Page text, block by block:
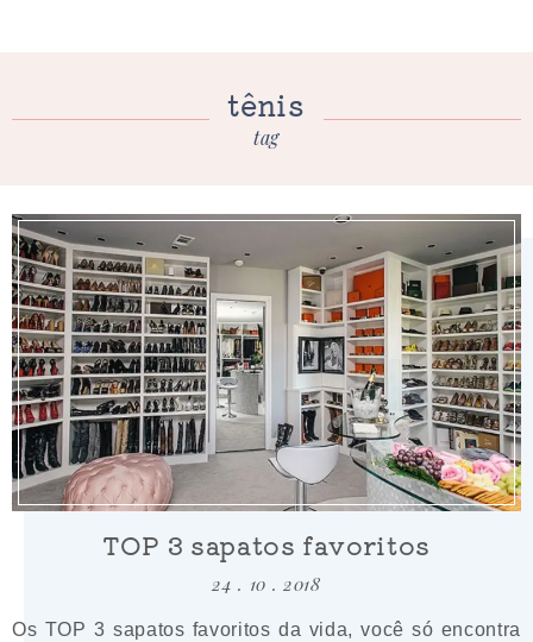
tênis
tag
TOP 3 sapatos favoritos
24 . 10 . 2018
Os TOP 3 sapatos favoritos da vida, você só encontra